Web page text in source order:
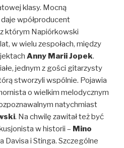
klasy. Mocną
wpółproducent
którym Napiórkowski
w wielu zespołach, między
Anny Marii Jopek.
jednym z gości gitarzysty
stworzyli wspólnie. Pojawia
o wielkim melodycznym
natychmiast
. Na chwilę zawitał też być
w historii – Mino
Davisa i Stinga. Szczególne